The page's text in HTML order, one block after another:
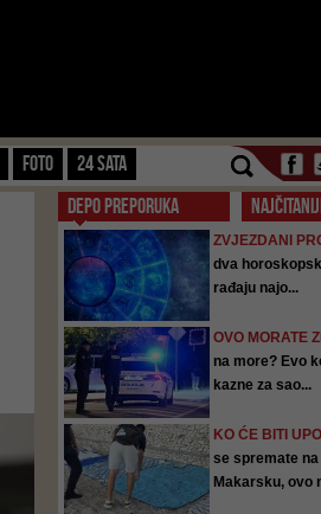
FOTO 24 SATA
DEPO PREPORUKA
ZVJEZDANI
dva
rađaju najo...
OVO MORATE
na more? Evo
kazne za sao...
KO ĆE BITI
se spremate
Makarsku, ovo